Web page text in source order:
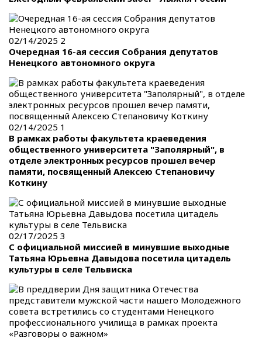
02/14/2025 2
Очередная 16-ая сессия Собрания депутатов
Ненецкого автономного округа
02/14/2025 1
В рамках работы факультета краеведения
общественного университета "Заполярный", в
отделе электронных ресурсов прошел вечер
памяти, посвященный Алексею Степановичу
Коткину
02/17/2025 3
С официальной миссией в минувшие выходные
Татьяна Юрьевна Давыдова посетила цитадель
культуры в селе Тельвиска